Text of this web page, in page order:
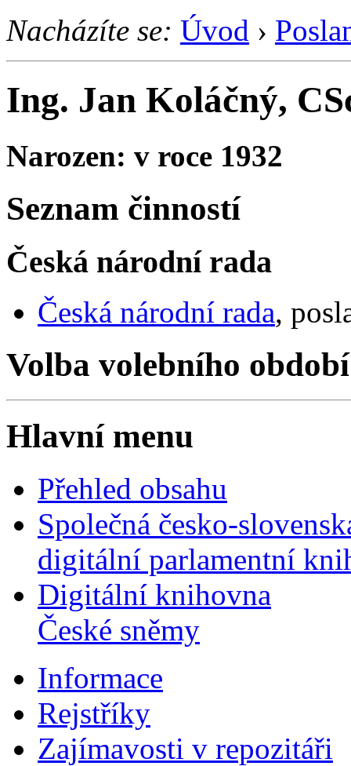
Nacházíte se: Úvod ›
Ing. Jan Koláčný,
Narozen: v roce 1932
Seznam činností
Česká národní rada
Česká národní rada,
Volba volebního období
Hlavní menu
Přehled obsahu
Společná česko-
digitální parlamentní
Digitální knihovna
České sněmy
Informace
Rejstříky
Zajímavosti v repozitáři